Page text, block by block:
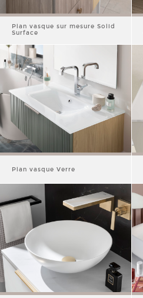
Plan vasque sur mesure Solid
Surface
Plan vasque Verre